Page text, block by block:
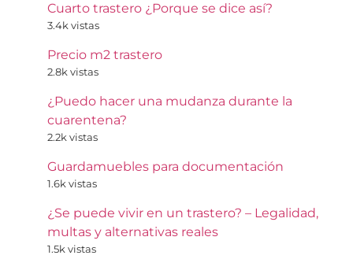
Cuarto trastero ¿Porque se dice así?
3.4k vistas
Precio m2 trastero
2.8k vistas
¿Puedo hacer una mudanza durante la
cuarentena?
2.2k vistas
Guardamuebles para documentación
1.6k vistas
¿Se puede vivir en un trastero? – Legalidad,
multas y alternativas reales
1.5k vistas